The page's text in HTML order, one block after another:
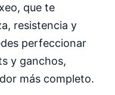
que te
resistencia y
perfeccionar
y ganchos,
más completo.